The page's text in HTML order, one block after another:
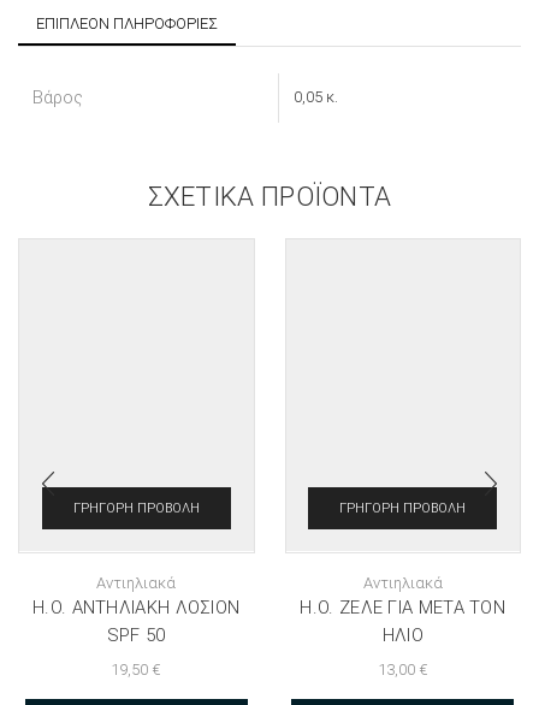
ΕΠΙΠΛΈΟΝ ΠΛΗΡΟΦΟΡΊΕΣ
Βάρος 0,05 κ.
ΣΧΕΤΙΚΆ ΠΡΟΪΌΝΤΑ
ΓΡΉΓΟΡΗ ΠΡΟΒΟΛΉ
Αντιηλιακά
H.O. ΑΝΤΗΛΙΑΚΉ ΛΟΣΙΌΝ
SPF 50
19,50 €
ΓΡΉΓΟΡΗ ΠΡΟΒΟΛΉ
Αντιηλιακά
H.O. ΖΕΛΈ ΓΙΑ ΜΕΤΆ ΤΟΝ
ΉΛΙΟ
13,00 €